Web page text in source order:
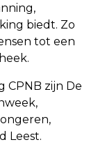
biedt. Zo
tot een
CPNB zijn De
Leest.